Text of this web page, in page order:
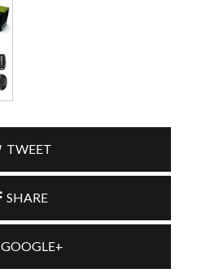
TWEET
SHARE
GOOGLE+